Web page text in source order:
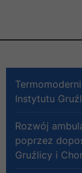
Instytutu
Rozwój
poprzez
Gruźlicy i